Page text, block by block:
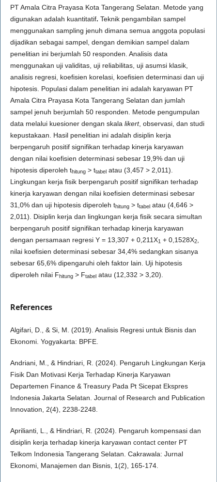
PT Amala Citra Prayasa Kota Tangerang Selatan. Metode yang
digunakan adalah kuantitatif. Teknik pengambilan sampel
menggunakan sampling jenuh dimana semua anggota populasi
dijadikan sebagai sampel, dengan demikian sampel dalam
penelitian ini berjumlah 50 responden. Analisis data
menggunakan uji validitas, uji reliabilitas, uji asumsi klasik,
analisis regresi, koefisien korelasi, koefisien determinasi dan uji
hipotesis. Populasi dalam penelitian ini adalah karyawan PT
Amala Citra Prayasa Kota Tangerang Selatan dan jumlah
sampel jenuh berjumlah 50 responden. Metode pengumpulan
data melalui kuesioner dengan skala likert, observasi, dan studi
kepustakaan. Hasil penelitian ini adalah disiplin kerja
berpengaruh positif signifikan terhadap kinerja karyawan
dengan nilai koefisien determinasi sebesar 19,9% dan uji
hipotesis diperoleh thitung> ttabelatau (3,457 > 2,011).
Lingkungan kerja fisik berpengaruh positif signifikan terhadap
kinerja karyawan dengan nilai koefisien determinasi sebesar
31,0% dan uji hipotesis diperoleh thitung> ttabelatau (4,646 >
2,011). Disiplin kerja dan lingkungan kerja fisik secara simultan
berpengaruh positif signifikan terhadap kinerja karyawan
dengan persamaan regresi Y = 13,307 + 0,211X1 + 0,1528X2,
nilai koefisien determinasi sebesar 34,4% sedangkan sisanya
sebesar 65,6% dipengaruhi oleh faktor lain. Uji hipotesis
diperoleh nilai Fhitung> Ftabelatau (12,332 > 3,20).
References
Algifari, D., & Si, M. (2019). Analisis Regresi untuk Bisnis dan
Ekonomi. Yogyakarta: BPFE.
Andriani, M., & Hindriari, R. (2024). Pengaruh Lingkungan Kerja
Fisik Dan Motivasi Kerja Terhadap Kinerja Karyawan
Departemen Finance & Treasury Pada Pt Sicepat Ekspres
Indonesia Jakarta Selatan. Journal of Research and Publication
Innovation, 2(4), 2238-2248.
Aprilianti, L., & Hindriari, R. (2024). Pengaruh kompensasi dan
disiplin kerja terhadap kinerja karyawan contact center PT
Telkom Indonesia Tangerang Selatan. Cakrawala: Jurnal
Ekonomi, Manajemen dan Bisnis, 1(2), 165-174.